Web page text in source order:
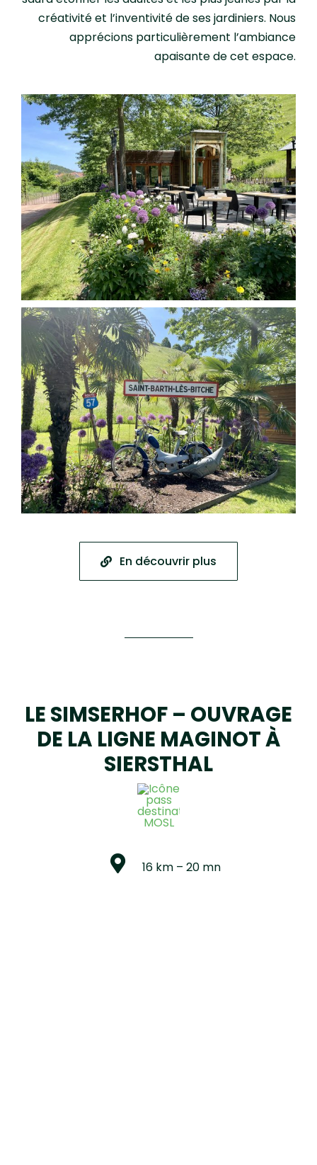
créativité et l’inventivité de ses jardiniers. Nous
apprécions particulièrement l’ambiance
apaisante de cet espace.
En découvrir plus
LE SIMSERHOF – OUVRAGE
DE LA LIGNE MAGINOT À
SIERSTHAL
16 km – 20 mn